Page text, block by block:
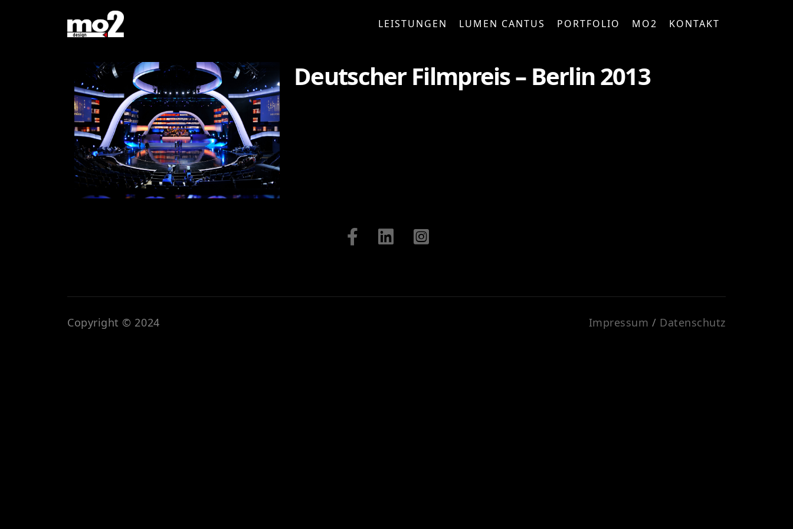
LEISTUNGEN LUMEN CANTUS PORTFOLIO MO2 KONTAKT
Deutscher Filmpreis – Berlin 2013
Copyright © 2024 Impressum / Datenschutz